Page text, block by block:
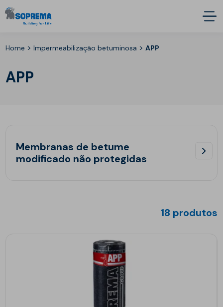
Home >Impermeabilização betuminosa >APP
APP
Membranas de betume
modificado não protegidas
18 produtos